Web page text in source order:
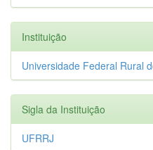
Instituição
Universidade Federal Rural
Sigla da Instituição
UFRRJ